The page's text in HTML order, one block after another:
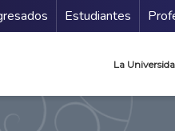
Estudiantes
La